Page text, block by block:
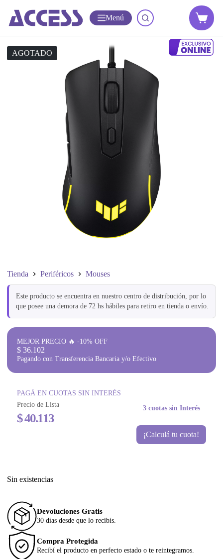
Menú
AGOTADO
Tienda Periféricos Mouses
Este producto se encuentra en nuestro centro de distribución, por lo
que posee una demora de 72 hs hábiles para retiro en tienda o envío.
MEJOR PRECIO 🔥 -10% OFF
$ 36.102
Pagando con Transferencia Bancaria y/o Efectivo
PAGÁ EN CUOTAS SIN INTERÉS
Precio de Lista
$40.113
3 cuotas sin Interés
¡Calculá tu cuota!
Sin existencias
Devoluciones Gratis
30 días desde que lo recibís.
Compra Protegida
Recibí el producto en perfecto estado o te reintegramos.